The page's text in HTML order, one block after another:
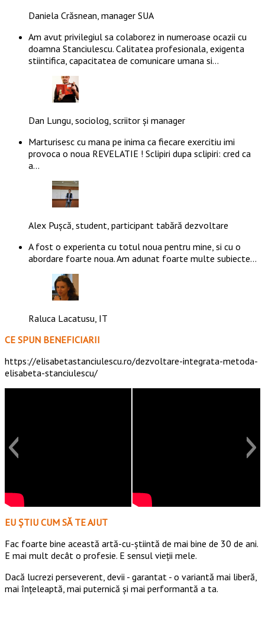
Daniela Crăsnean, manager SUA
Am avut privilegiul sa colaborez in numeroase ocazii cu
doamna Stanciulescu. Calitatea profesionala, exigenta
stiintifica, capacitatea de comunicare umana si…
Dan Lungu, sociolog, scriitor și manager
Marturisesc cu mana pe inima ca fiecare exercitiu imi
provoca o noua REVELATIE ! Sclipiri dupa sclipiri: cred ca
a…
Alex Pușcă, student, participant tabără dezvoltare
A fost o experienta cu totul noua pentru mine, si cu o
abordare foarte noua. Am adunat foarte multe subiecte…
Raluca Lacatusu, IT
CE SPUN BENEFICIARII
https://elisabetastanciulescu.ro/dezvoltare-integrata-metoda-
elisabeta-stanciulescu/
EU ȘTIU CUM SĂ TE AJUT
Fac foarte bine această artă-cu-știintă de mai bine de 30 de ani.
E mai mult decât o profesie. E sensul vieții mele.
Dacă lucrezi perseverent, devii - garantat - o variantă mai liberă,
mai înțeleaptă, mai puternică și mai performantă a ta.